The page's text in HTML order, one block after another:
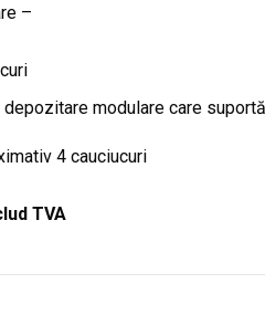
–
depozitare modulare care
4 cauciucuri
TVA